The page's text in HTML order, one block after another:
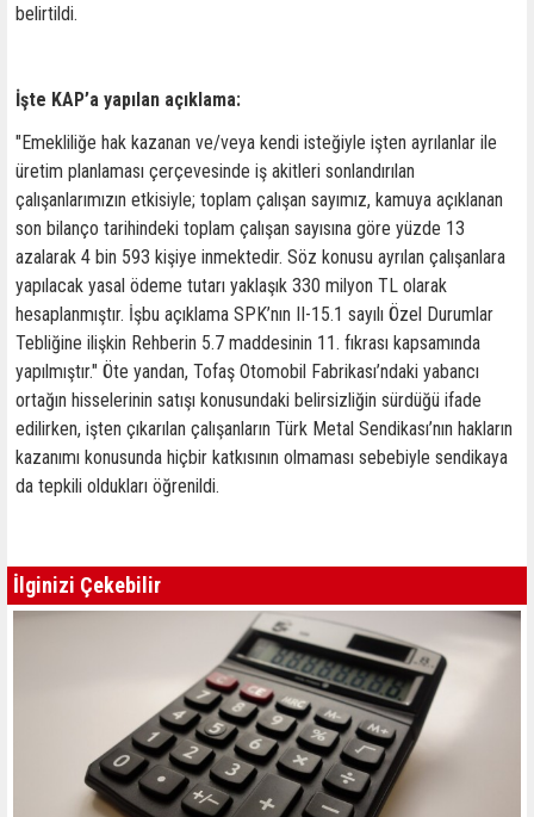
belirtildi.
İşte KAP’a yapılan açıklama:
"Emekliliğe hak kazanan ve/veya kendi isteğiyle işten ayrılanlar ile
üretim planlaması çerçevesinde iş akitleri sonlandırılan
çalışanlarımızın etkisiyle; toplam çalışan sayımız, kamuya açıklanan
son bilanço tarihindeki toplam çalışan sayısına göre yüzde 13
azalarak 4 bin 593 kişiye inmektedir. Söz konusu ayrılan çalışanlara
yapılacak yasal ödeme tutarı yaklaşık 330 milyon TL olarak
hesaplanmıştır. İşbu açıklama SPK’nın II-15.1 sayılı Özel Durumlar
Tebliğine ilişkin Rehberin 5.7 maddesinin 11. fıkrası kapsamında
yapılmıştır." Öte yandan, Tofaş Otomobil Fabrikası’ndaki yabancı
ortağın hisselerinin satışı konusundaki belirsizliğin sürdüğü ifade
edilirken, işten çıkarılan çalışanların Türk Metal Sendikası’nın hakların
kazanımı konusunda hiçbir katkısının olmaması sebebiyle sendikaya
da tepkili oldukları öğrenildi.
İlginizi Çekebilir